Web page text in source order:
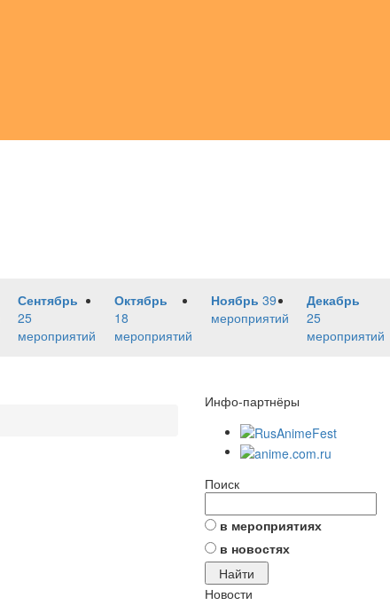
Сентябрь
25
мероприятий
Октябрь
18
мероприятий
Ноябрь 39
мероприятий
Декабрь
25
мероприятий
Инфо-партнёры
Поиск
в мероприятиях
в новостях
Новости